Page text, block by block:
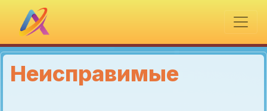
Неисправимые